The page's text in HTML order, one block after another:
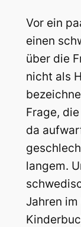
Vor ein
einen
über die
nicht als
Frage,
da
langem.
Jahren